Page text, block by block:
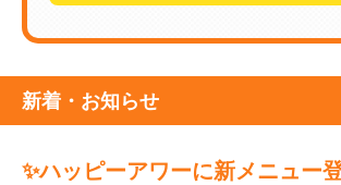
新着・お知らせ
✨ハッピーアワーに新メニュー